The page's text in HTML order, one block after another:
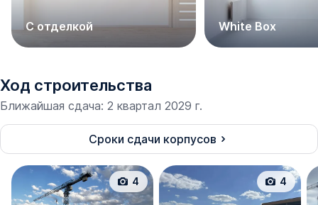
С отделкой White Box
Ход строительства
Ближайшая сдача: 2 квартал 2029 г.
Сроки сдачи корпусов
4 4